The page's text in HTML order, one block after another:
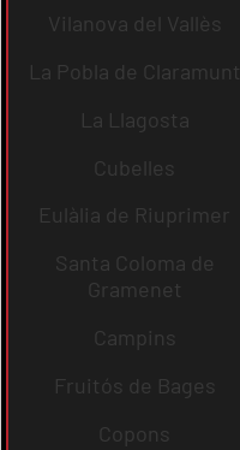
Vilanova del Vallès
La Pobla de Claramunt
La Llagosta
Cubelles
Eulàlia de Riuprimer
Santa Coloma de
Gramenet
Campins
Fruitós de Bages
Copons